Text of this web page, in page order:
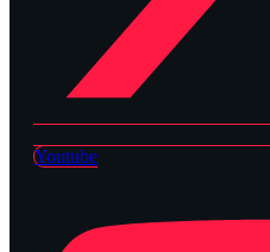
Youtube